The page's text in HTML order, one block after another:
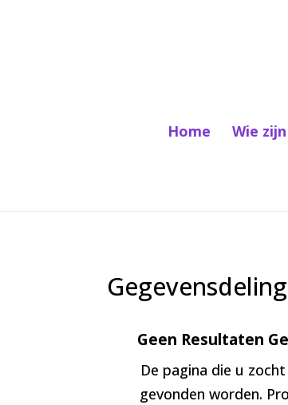
Home Wie
Gegevensdeling
Geen Resultaten
De pagina die u
gevonden worden.